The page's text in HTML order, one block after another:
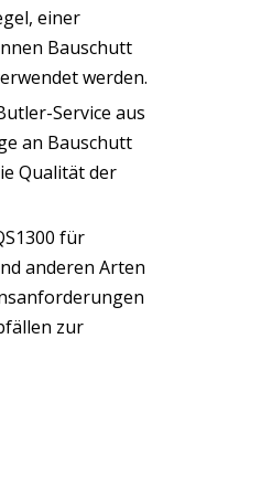
einer
Bauschutt
werden.
Service aus
an Bauschutt
Qualität der
für
anderen Arten
zur